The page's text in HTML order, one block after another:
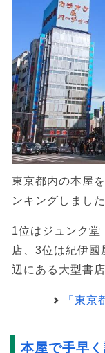
東京都内の本屋
ンキングしました
1位はジュンク
店、3位は紀伊國
辺にある大型書
「東
本屋で手早